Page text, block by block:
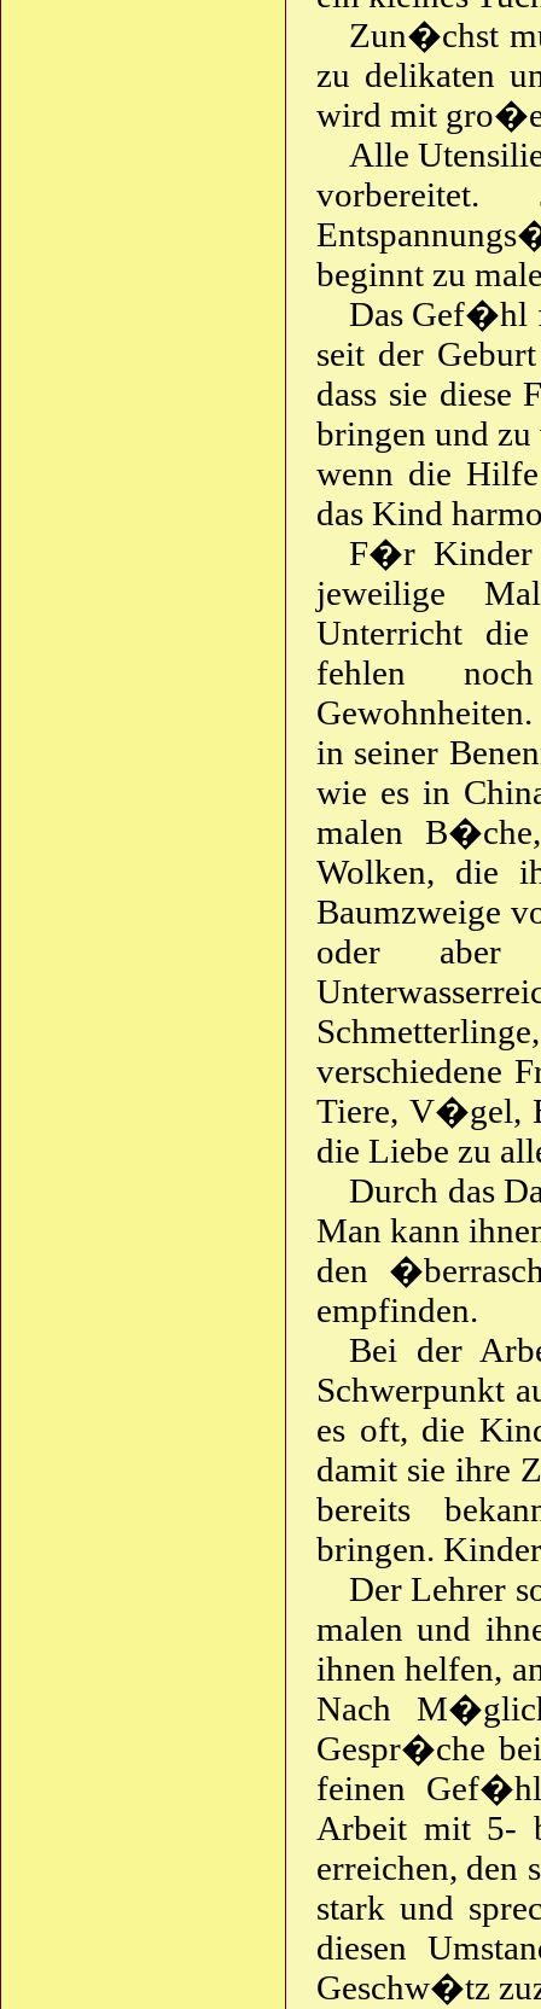
Zun�chst
zu delikaten
wird mit
Alle
beginnt zu
Das Gef�hl
seit der
dass sie diese
bringen und
wenn die
das Kind
F�r Kinder
jeweilige
Unterricht
fehlen
in seiner
wie es in
malen
Wolken, die
Baumzweige
oder aber
verschiedene
Tiere, V�gel,
die Liebe zu
Durch das
Man kann
den
empfinden.
Bei der
Schwerpunkt
es oft, die
damit sie ihre
bereits
bringen.
Der Lehrer
malen und
ihnen helfen,
Nach
Gespr�che
feinen
Arbeit mit 5-
erreichen, den
stark und
diesen
Geschw�tz